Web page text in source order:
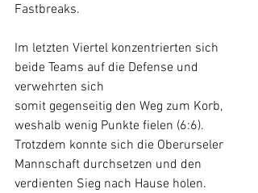
Fastbreaks.
Im letzten Viertel konzentrierten sich
beide Teams auf die Defense und
verwehrten sich
somit gegenseitig den Weg zum Korb,
weshalb wenig Punkte fielen (6:6).
Trotzdem konnte sich die Oberurseler
Mannschaft durchsetzen und den
verdienten Sieg nach Hause holen.